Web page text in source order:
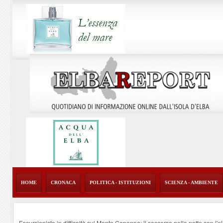
HOME CRONACA POLITICA - ISTITUZIONI SCIENZA - AMBIENTE